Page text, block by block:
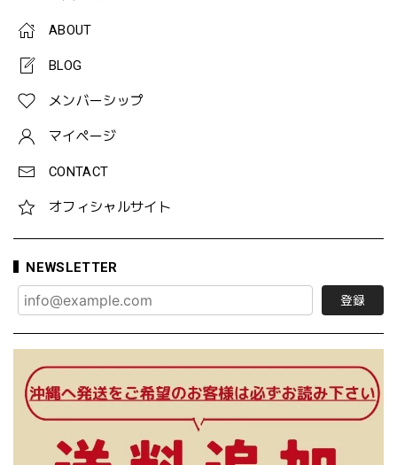
ABOUT
BLOG
メンバーシップ
マイページ
CONTACT
オフィシャルサイト
NEWSLETTER
登録